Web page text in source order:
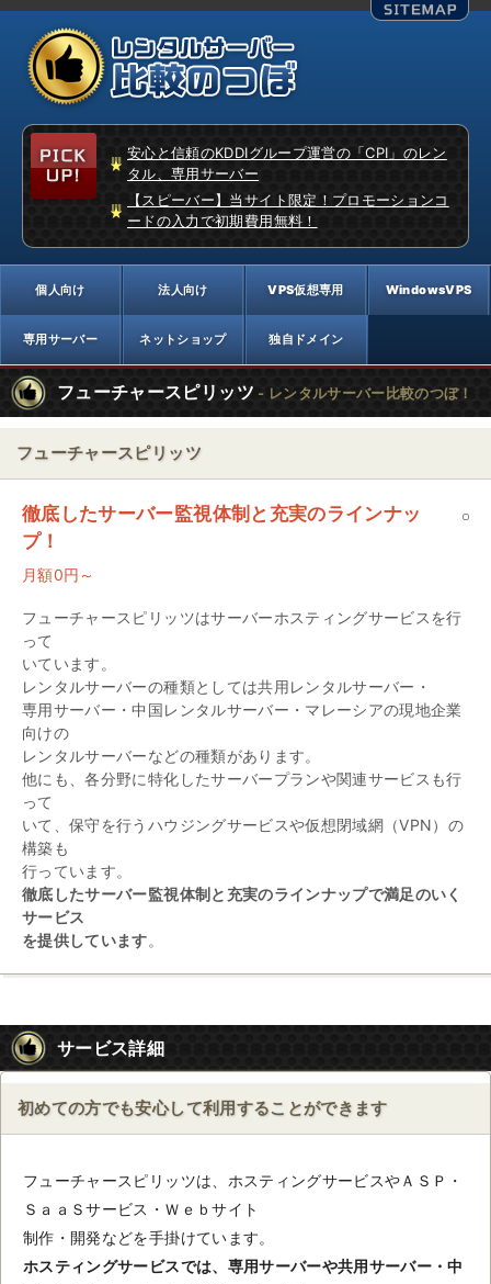
安心と信頼のKDDIグループ運営の「CPI」のレン
タル、専用サーバー
【スピーバー】当サイト限定！プロモーションコ
ードの入力で初期費用無料！
フューチャースピリッツ - レンタルサーバー比較のつぼ！
フューチャースピリッツ
徹底したサーバー監視体制と充実のラインナッ
プ！
月額0円～
フューチャースピリッツはサーバーホスティングサービスを行
って
いています。
レンタルサーバーの種類としては共用レンタルサーバー・
専用サーバー・中国レンタルサーバー・マレーシアの現地企業
向けの
レンタルサーバーなどの種類があります。
他にも、各分野に特化したサーバープランや関連サービスも行
って
いて、保守を行うハウジングサービスや仮想閉域網（VPN）の
構築も
行っています。
徹底したサーバー監視体制と充実のラインナップで満足のいく
サービス
を提供しています。
サービス詳細
初めての方でも安心して利用することができます
フューチャースピリッツは、ホスティングサービスやＡＳＰ・
ＳａａＳサービス・Ｗｅｂサイト
制作・開発などを手掛けています。
ホスティングサービスでは、専用サーバーや共用サーバー・中